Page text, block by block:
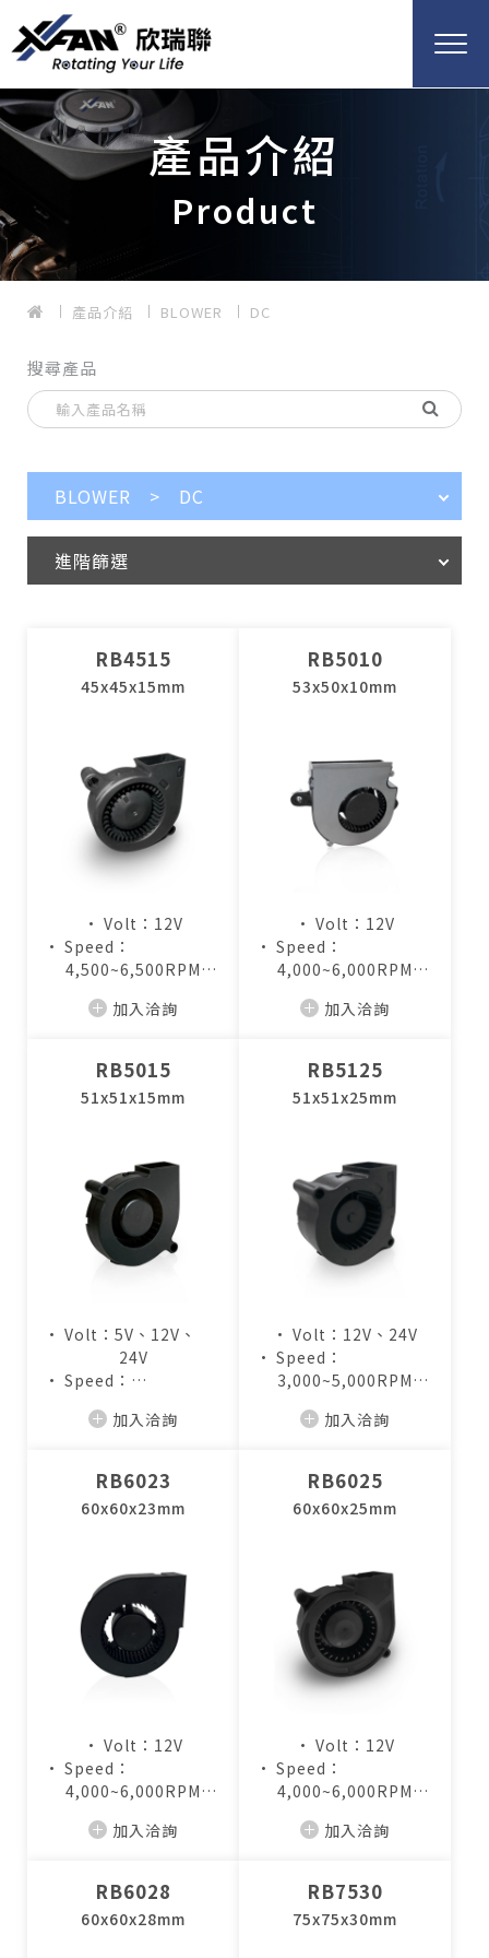
產品介紹
Product
產品介紹 BLOWER DC
搜尋產品
BLOWER > DC
進階篩選
RB4515
45x45x15mm
• Volt：12V
• Speed：
4,500~6,500RPM
2.8~4.2CFM
加入洽詢
RB5010
53x50x10mm
• Volt：12V
• Speed：
4,000~6,000RPM
2.8~4.4CFM
加入洽詢
RB5015
51x51x15mm
• Volt：5V、12V、
24V
• Speed：
• Air Flow：
加入洽詢
RB5125
51x51x25mm
• Volt：12V、24V
• Speed：
3,000~5,000RPM
4.1~7.2CFM
加入洽詢
RB6023
60x60x23mm
• Volt：12V
• Speed：
4,000~6,000RPM
8.0~12.5CFM
加入洽詢
RB6025
60x60x25mm
• Volt：12V
• Speed：
4,000~6,000RPM
6.4~9.8CFM
加入洽詢
RB6028
60x60x28mm
RB7530
75x75x30mm